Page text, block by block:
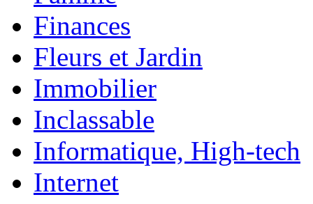
Finances
Fleurs et Jardin
Immobilier
Inclassable
Informatique, High-tech
Internet